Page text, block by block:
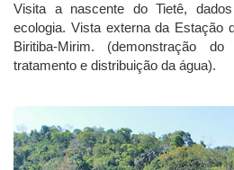
Visita a nascente do Tietê,
ecologia. Vista externa da Estação
Biritiba-Mirim. (demonstração
tratamento e distribuição da água).